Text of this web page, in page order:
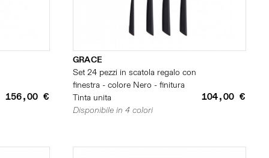
156,00 €
GRACE
Set 24 pezzi in scatola regalo con
finestra - colore Nero - finitura
Tinta unita
104,00 €
Disponibile in 4 colori